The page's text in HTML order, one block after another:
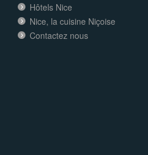
Hôtels Nice
Nice, la cuisine Niçoise
Contactez nous